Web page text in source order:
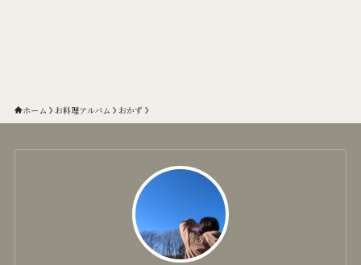
ホーム お料理アルバム おかず